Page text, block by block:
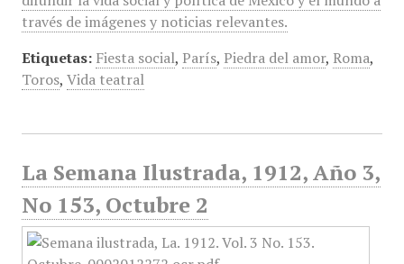
través de imágenes y noticias relevantes.
Etiquetas: Fiesta social, París, Piedra del amor, Roma,
Toros, Vida teatral
La Semana Ilustrada, 1912, Año 3,
No 153, Octubre 2